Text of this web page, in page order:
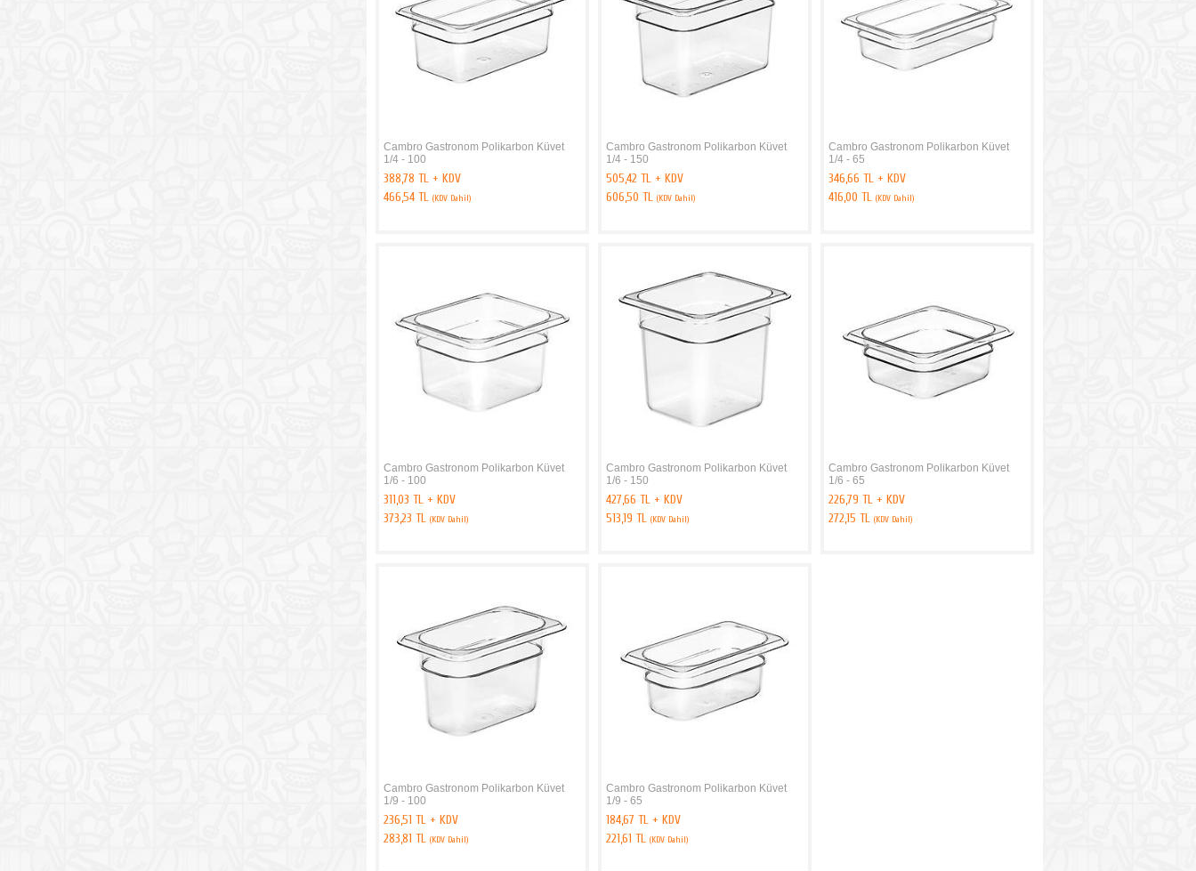
Cambro Gastronom Polikarbon Küvet
1/4 - 100
388,78 TL + KDV
466,54 TL (KDV Dahil)
Cambro Gastronom Polikarbon Küvet
1/4 - 150
505,42 TL + KDV
606,50 TL (KDV Dahil)
Cambro Gastronom Polikarbon Küvet
1/4 - 65
346,66 TL + KDV
416,00 TL (KDV Dahil)
Cambro Gastronom Polikarbon Küvet
1/6 - 100
311,03 TL + KDV
373,23 TL (KDV Dahil)
Cambro Gastronom Polikarbon Küvet
1/6 - 150
427,66 TL + KDV
513,19 TL (KDV Dahil)
Cambro Gastronom Polikarbon Küvet
1/6 - 65
226,79 TL + KDV
272,15 TL (KDV Dahil)
Cambro Gastronom Polikarbon Küvet
1/9 - 100
236,51 TL + KDV
283,81 TL (KDV Dahil)
Cambro Gastronom Polikarbon Küvet
1/9 - 65
184,67 TL + KDV
221,61 TL (KDV Dahil)